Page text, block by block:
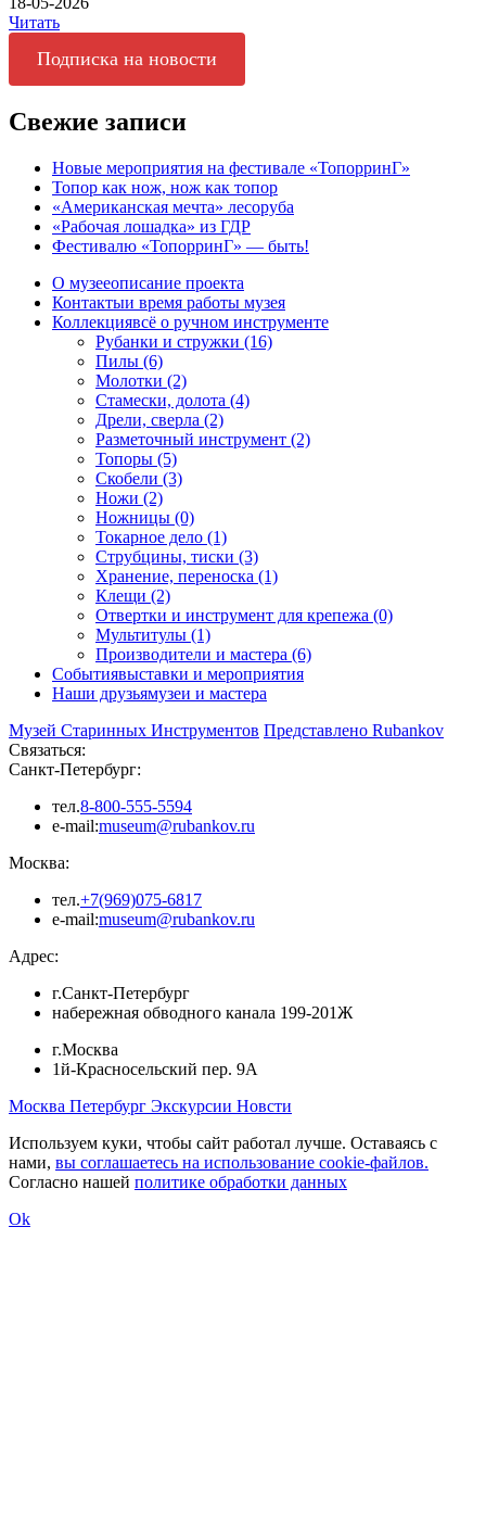
Читать
Подписка на новости
Свежие записи
Новые мероприятия на фестивале «ТопорринГ»
Топор как нож, нож как топор
«Американская мечта» лесоруба
«Рабочая лошадка» из ГДР
Фестивалю «ТопорринГ» — быть!
О музееописание проекта
Контактыи время работы музея
Коллекциявсё о ручном инструменте
Рубанки и стружки (16)
Пилы (6)
Молотки (2)
Стамески, долота (4)
Дрели, сверла (2)
Разметочный инструмент (2)
Топоры (5)
Скобели (3)
Ножи (2)
Ножницы (0)
Токарное дело (1)
Струбцины, тиски (3)
Хранение, переноска (1)
Клещи (2)
Отвертки и инструмент для крепежа (0)
Мультитулы (1)
Производители и мастера (6)
Событиявыставки и мероприятия
Наши друзьямузеи и мастера
Музей Старинных Инструментов Представлено Rubankov
Связаться:
Санкт-Петербург:
тел.8-800-555-5594
e-mail:museum@rubankov.ru
Москва:
тел.+7(969)075-6817
e-mail:museum@rubankov.ru
Адрес:
г.Санкт-Петербург
набережная обводного канала 199-201Ж
г.Москва
1й-Красносельский пер. 9А
Москва Петербург Экскурсии Новсти
Используем куки, чтобы сайт работал лучше. Оставаясь с
нами, вы соглашаетесь на использование cookie-файлов.
Согласно нашей политике обработки данных
Ok